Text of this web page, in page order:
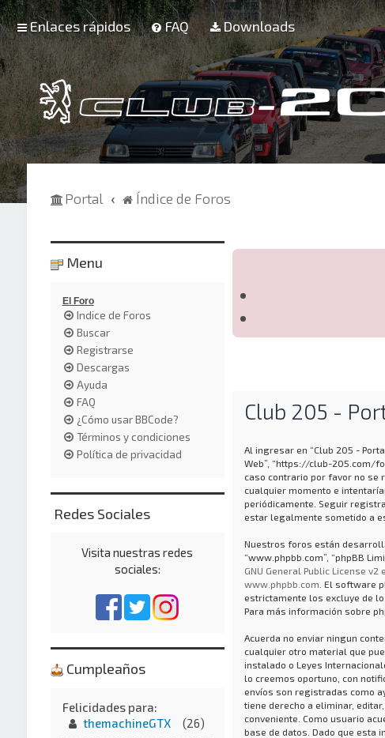
Enlaces rápidos FAQ Downloads
Portal Índice de Foros
Club 205 -
Al ingresar en “Club 205 -
Web”, “https://club-205.com/
caso contrario por favor no se
cualquier momento e
periódicamente. Seguir
estar legalmente sometido a
Nuestros foros están
“www.phpbb.com”, “phpBB
GNU General Public License v2
www.phpbb.com . El software
estrictamente los excluye de
Para más información sobre
Acuerda no enviar ningun
cualquier otro material que
instalado o Leyes
lo creemos oportuno, con
envíos son registradas como
tiene derecho a eliminar,
conveniente. Como usuario
base de datos. Dado que esta
Menu
El Foro
Indice de Foros
Buscar
Registrarse
Descargas
Ayuda
FAQ
¿Cómo usar BBCode?
Términos y condiciones
Política de privacidad
Redes Sociales
Visita nuestras redes
sociales:
Cumpleaños
Felicidades para:
themachineGTX
(26)